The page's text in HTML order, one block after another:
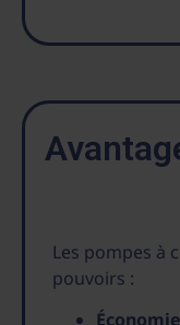
Les pompes à
pouvoirs :